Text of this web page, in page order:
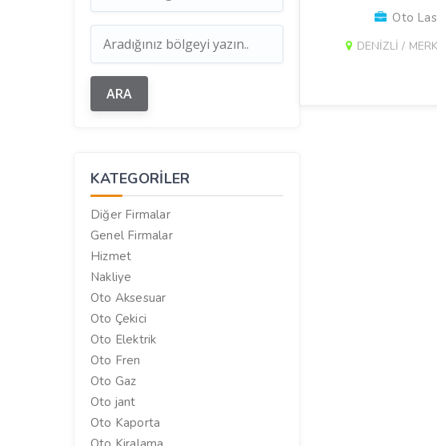
KATEGORILER
Diğer Firmalar
Genel Firmalar
Hizmet
Nakliye
Oto Aksesuar
Oto Çekici
Oto Elektrik
Oto Fren
Oto Gaz
Oto jant
Oto Kaporta
Oto
DENİZLİ /